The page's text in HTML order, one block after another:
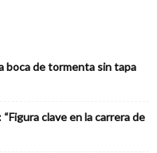
boca de tormenta sin tapa
clave en la carrera de